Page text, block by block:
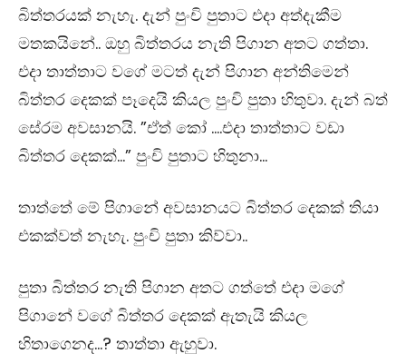
බිත්තරයක් නැහැ. දැන් පුංචි පුතාට එදා අත්දැකීම
මතකයිනේ.. ඔහු බිත්තරය නැති පිගාන අතට ගත්තා.
එදා තාත්තාට වගේ මටත් දැන් පිගාන අන්තිමෙන්
බිත්තර දෙකක් පෑදෙයි කියල පුංචි පුතා හිතුවා. දැන් බත්
සේරම අවසානයි. ”ඒත් කෝ ….එදා තාත්තාට වඩා
බිත්තර දෙකක්…” පුංචි පුතාට හිතුනා…
තාත්තේ මේ පිගානේ අවසානයට බිත්තර දෙකක් තියා
එකක්වත් නැහැ. පුංචි පුතා කිව්වා..
පුතා බිත්තර නැති පිගාන අතට ගත්තේ එදා මගේ
පිගානේ වගේ බිත්තර දෙකක් ඇතැයි කියල
හිතාගෙනද…? තාත්තා ඇහුවා.